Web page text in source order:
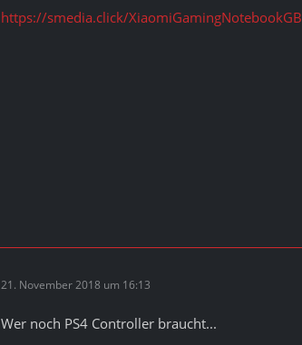
https://smedia.click/XiaomiGamingNotebookGB
21. November 2018 um 16:13
Wer noch PS4 Controller braucht...